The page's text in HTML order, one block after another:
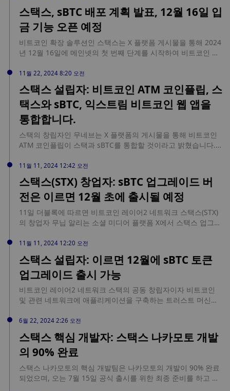
스택스, sBTC 배포 계획 발표, 12월 16일 입
금 기능 오픈 예정
비트코인 확장 솔루션인 스택스는 X 플랫폼 게시물을 통해 2024
년 12월 16일에 메인넷의 첫 번째 단계를 시작하여 비트코인 입
발표했습니다. 두 번째 단계는 첫 번째 단계 이후 6~8주 후에 시
작되며, 2025년 1분기에 비트코인 인출이 시작될 것으로 예상됩
니다.
11월 22, 2024 8:20 오전
스택스 설립자: 비트코인 ATM 코인플립, 스
택스와 sBTC, 익스트림 비트코인 웹 앱을
통합합니다.
스택의 창립자인 무네브는 X 플랫폼의 게시물을 통해 비트코인
ATM 코인플립이 스택과 sBTC를 통합할 것이라고 밝혔습니다.
합으로 sBTC의 프로그래밍 가능성과 빠른 거래 레인을 코인플립
에 제공함으로써 비트코인 네트워크의 채택을 가속화할 것입니
다.
11월 11, 2024 12:42 오전
스택스(STX) 창업자: sBTC 업그레이드 버
전은 이르면 12월 초에 출시될 예정
11일 더블록에 따르면 비트코인 레이어2 네트워크 스택스(STX)
의 창업자 무닙 알리는 소셜 미디어 플랫폼 X에서 스택스 업그레
월 초가 목표일이며, 1월 이후 후속 업그레이드가 예정된 sBTC
v1이 순조롭게 진행되고 있는 것으로 보인다”고 말했다. 스택스
는 sBTC가 비트코인의 기본 레이어 위에 탈중앙화금융(DeFi) 애
플리케이션을 확장할 수 있는 잠재력을 갖춘 최초의 신뢰가 ...
11월 11, 2024 12:20 오전
스택스 설립자: 이르면 12월에 sBTC 토큰
업그레이드 출시 가능
비트코인 레이어2 네트워크 스택의 공동 창립자이자 비트코인
및 관련 네트워크에 애플리케이션을 구축하는 트러스트 머신의
될 sBTC 토큰 업그레이드가 이르면 다음 달에 출시될 수 있다고
말했습니다. 알리는 "12월 초가 목표이며, 이는 내년 1월 이후 더
많은 업그레이드가 예정된 sBTC v1의 계획과 일치하는 것으로
보입니다."라고 썼습니다. 스택의 발표에 따르면, 스택의 sBTC는
전송할 수 있으며, 이는 BTC 앵커로 사용될 수 있다"고 합니다.
요컨대, sBTC는 중앙화된 수탁자가 제공하는 다른 형태의 캡슐
6월 22, 2024 2:26 오전
스택스 핵심 개발자: 스택스 나카모토 개발
의 90% 완료
스택스 나카모토의 핵심 개발팀은 나카모토의 개발이 90% 완료
되었으며, 오는 7월 15일 공식 출시를 위한 최종 준비를 하고 있